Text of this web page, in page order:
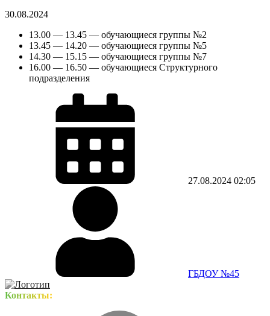
30.08.2024
13.00 — 13.45 — обучающиеся группы №2
13.45 — 14.20 — обучающиеся группы №5
14.30 — 15.15 — обучающиеся группы №7
16.00 — 16.50 — обучающиеся Структурного
подразделения
27.08.2024 02:05
ГБДОУ №45
Контакты: